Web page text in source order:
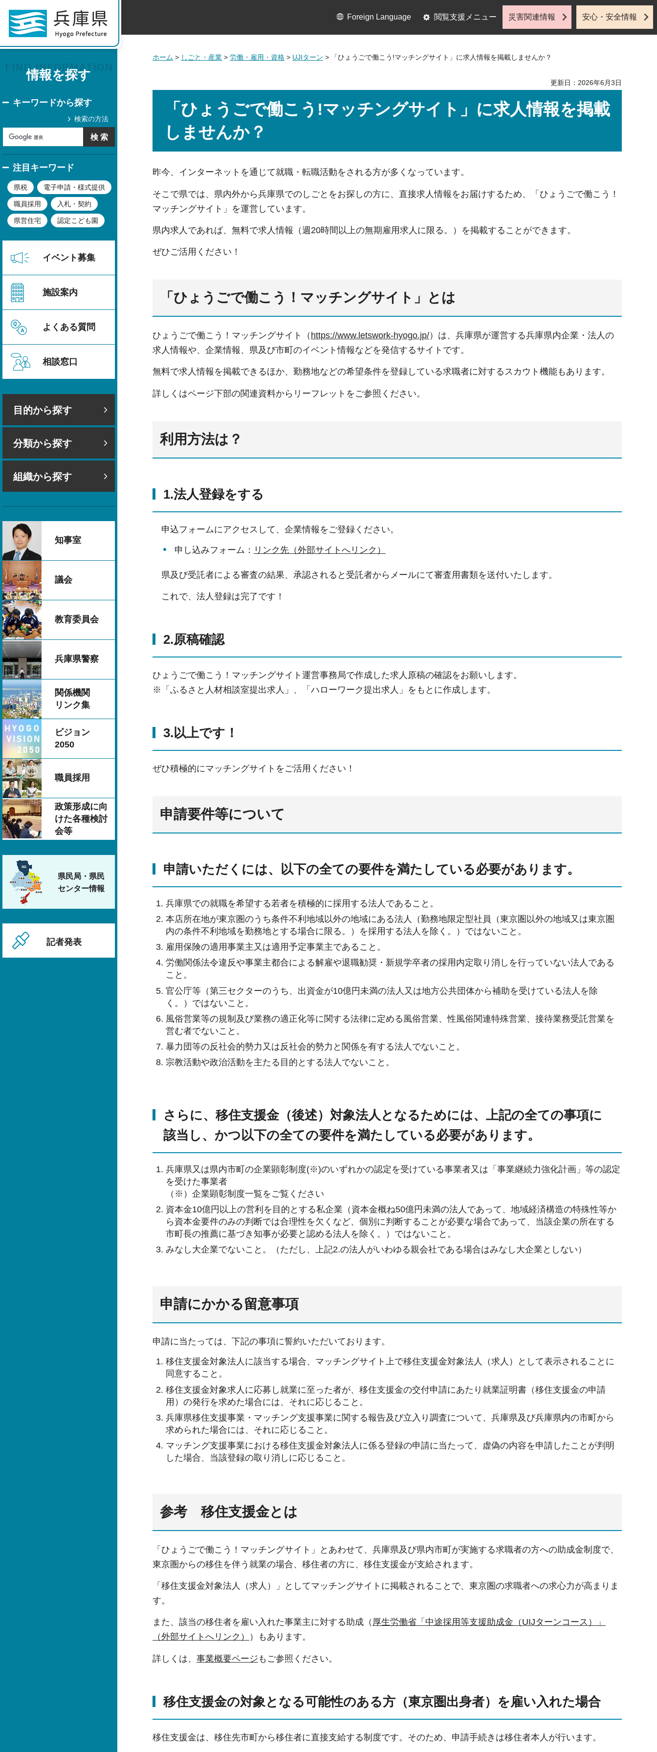
情報を探す
キーワードから探す
検索の方法
注目キーワード
県税 電子申請・様式提供
職員採用 入札・契約
県営住宅 認定こども園
イベント募集
施設案内
よくある質問
相談窓口
目的から探す
分類から探す
組織から探す
知事室
議会
教育委員会
兵庫県警察
関係機関
リンク集
ビジョン
2050
職員採用
政策形成に向
けた各種検討
会等
県民局・県民
センター情報
記者発表
Foreign Language 閲覧支援メニュー 災害関連情報 安心・安全情報
ホーム > しごと・産業 > 労働・雇用・資格 > UJIターン > 「ひょうごで働こう!マッチングサイト」に求人情報を掲載しませんか？
更新日：2026年6月3日
「ひょうごで働こう!マッチングサイト」に求人情報を掲載
しませんか？
昨今、インターネットを通じて就職・転職活動をされる方が多くなっています。
そこで県では、県内外から兵庫県でのしごとをお探しの方に、直接求人情報をお届けするため、「ひょうごで働こう！
マッチングサイト」を運営しています。
県内求人であれば、無料で求人情報（週20時間以上の無期雇用求人に限る。）を掲載することができます。
ぜひご活用ください！
「ひょうごで働こう！マッチングサイト」とは
ひょうごで働こう！マッチングサイト（ https://www.letswork-hyogo.jp/）は、兵庫県が運営する兵庫県内企業・法人の
求人情報や、企業情報、県及び市町のイベント情報などを発信するサイトです。
無料で求人情報を掲載できるほか、勤務地などの希望条件を登録している求職者に対するスカウト機能もあります。
詳しくはページ下部の関連資料からリーフレットをご参照ください。
利用方法は？
1.法人登録をする
申込フォームにアクセスして、企業情報をご登録ください。
申し込みフォーム： リンク先（外部サイトへリンク）
県及び受託者による審査の結果、承認されると受託者からメールにて審査用書類を送付いたします。
これで、法人登録は完了です！
2.原稿確認
ひょうごで働こう！マッチングサイト運営事務局で作成した求人原稿の確認をお願いします。
※「ふるさと人材相談室提出求人」、「ハローワーク提出求人」をもとに作成します。
3.以上です！
ぜひ積極的にマッチングサイトをご活用ください！
申請要件等について
申請いただくには、以下の全ての要件を満たしている必要があります。
兵庫県での就職を希望する若者を積極的に採用する法人であること。
本店所在地が東京圏のうち条件不利地域以外の地域にある法人（勤務地限定型社員（東京圏以外の地域又は東京圏
内の条件不利地域を勤務地とする場合に限る。）を採用する法人を除く。）ではないこと。
雇用保険の適用事業主又は適用予定事業主であること。
労働関係法令違反や事業主都合による解雇や退職勧奨・新規学卒者の採用内定取り消しを行っていない法人である
こと。
官公庁等（第三セクターのうち、出資金が10億円未満の法人又は地方公共団体から補助を受けている法人を除
く。）ではないこと。
風俗営業等の規制及び業務の適正化等に関する法律に定める風俗営業、性風俗関連特殊営業、接待業務受託営業を
営む者でないこと。
暴力団等の反社会的勢力又は反社会的勢力と関係を有する法人でないこと。
宗教活動や政治活動を主たる目的とする法人でないこと。
さらに、移住支援金（後述）対象法人となるためには、上記の全ての事項に
該当し、かつ以下の全ての要件を満たしている必要があります。
兵庫県又は県内市町の企業顕彰制度(※)のいずれかの認定を受けている事業者又は「事業継続力強化計画」等の認定
を受けた事業者
（※）企業顕彰制度一覧をご覧ください
資本金10億円以上の営利を目的とする私企業（資本金概ね50億円未満の法人であって、地域経済構造の特殊性等か
ら資本金要件のみの判断では合理性を欠くなど、個別に判断することが必要な場合であって、当該企業の所在する
市町長の推薦に基づき知事が必要と認める法人を除く。）ではないこと。
みなし大企業でないこと。（ただし、上記2.の法人がいわゆる親会社である場合はみなし大企業としない）
申請にかかる留意事項
申請に当たっては、下記の事項に誓約いただいております。
移住支援金対象法人に該当する場合、マッチングサイト上で移住支援金対象法人（求人）として表示されることに
同意すること。
移住支援金対象求人に応募し就業に至った者が、移住支援金の交付申請にあたり就業証明書（移住支援金の申請
用）の発行を求めた場合には、それに応じること。
兵庫県移住支援事業・マッチング支援事業に関する報告及び立入り調査について、兵庫県及び兵庫県内の市町から
求められた場合には、それに応じること。
マッチング支援事業における移住支援金対象法人に係る登録の申請に当たって、虚偽の内容を申請したことが判明
した場合、当該登録の取り消しに応じること。
参考 移住支援金とは
「ひょうごで働こう！マッチングサイト」とあわせて、兵庫県及び県内市町が実施する求職者の方への助成金制度で、
東京圏からの移住を伴う就業の場合、移住者の方に、移住支援金が支給されます。
「移住支援金対象法人（求人）」としてマッチングサイトに掲載されることで、東京圏の求職者への求心力が高まりま
す。
また、該当の移住者を雇い入れた事業主に対する助成（ 厚生労働省「中途採用等支援助成金（UIJターンコース）」
（外部サイトへリンク）
）もあります。
詳しくは、 事業概要ページ もご参照ください。
移住支援金の対象となる可能性のある方（東京圏出身者）を雇い入れた場合
移住支援金は、移住先市町から移住者に直接支給する制度です。そのため、申請手続きは移住者本人が行います。